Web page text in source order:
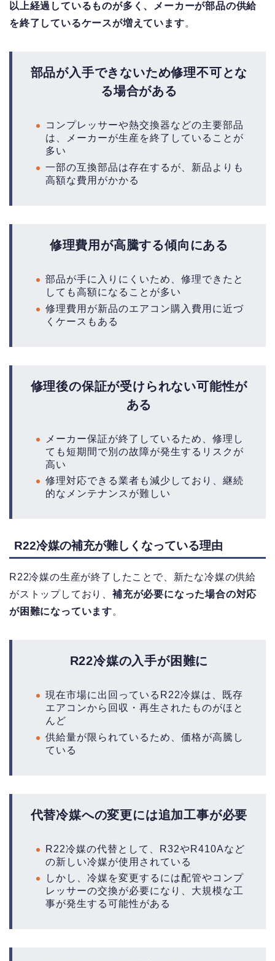
以上経過しているものが多く、メーカーが部品の供給
を終了しているケースが増えています。
部品が入手できないため修理不可とな
る場合がある
コンプレッサーや熱交換器などの主要部品
は、メーカーが生産を終了していることが
多い
一部の互換部品は存在するが、新品よりも
高額な費用がかかる
修理費用が高騰する傾向にある
部品が手に入りにくいため、修理できたと
しても高額になることが多い
修理費用が新品のエアコン購入費用に近づ
くケースもある
修理後の保証が受けられない可能性が
ある
メーカー保証が終了しているため、修理し
ても短期間で別の故障が発生するリスクが
高い
修理対応できる業者も減少しており、継続
的なメンテナンスが難しい
R22冷媒の補充が難しくなっている理由
R22冷媒の生産が終了したことで、新たな冷媒の供給
がストップしており、 補充が必要になった場合の対応
が困難になっています。
R22冷媒の入手が困難に
現在市場に出回っているR22冷媒は、既存
エアコンから回収・再生されたものがほと
んど
供給量が限られているため、価格が高騰し
ている
代替冷媒への変更には追加工事が必要
R22冷媒の代替として、R32やR410Aなど
の新しい冷媒が使用されている
しかし、冷媒を変更するには配管やコンプ
レッサーの交換が必要になり、大規模な工
事が発生する可能性がある